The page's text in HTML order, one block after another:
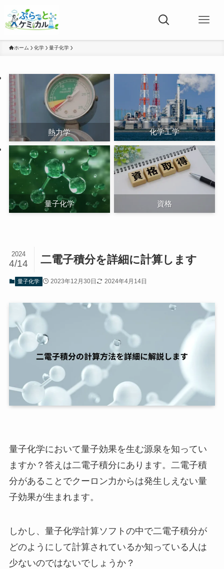
ホーム 化学 量子化学
熱力学 化学工学
量子化学 資格
二電子積分を詳細に計算します
2024
4/14
量子化学 2023年12月30日 2024年4月14日
量子化学において量子効果を生む源泉を知ってい
ますか？答えは二電子積分にあります。二電子積
分があることでクーロン力からは発生しえない量
子効果が生まれます。
しかし、量子化学計算ソフトの中で二電子積分が
どのようにして計算されているか知っている人は
少ないのではないでしょうか？